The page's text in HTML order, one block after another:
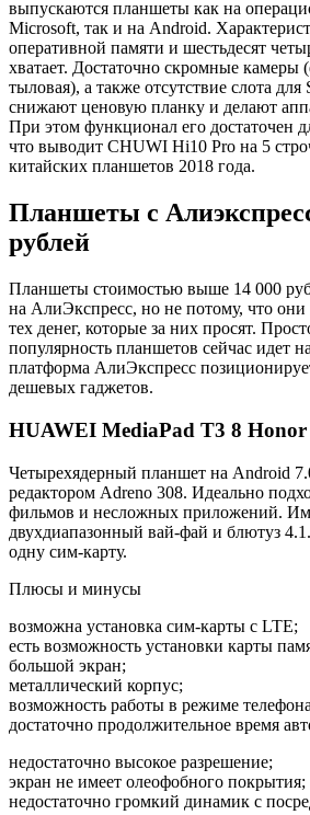
выпускаются планшеты как на
Microsoft, так и на Android.
оперативной памяти и шестьдесят
хватает. Достаточно скромные камеры
тыловая), а также отсутствие слота
снижают ценовую планку и делают
При этом функционал его достаточен
что выводит CHUWI Hi10 Pro на 5
китайских планшетов 2018 года.
Планшеты с
рублей
Планшеты стоимостью выше 14 000
на АлиЭкспресс, но не потому, что они
тех денег, которые за них просят.
популярность планшетов сейчас идет
платформа АлиЭкспресс
дешевых гаджетов.
HUAWEI MediaPad T3 8 Honor
Четырехядерный планшет на Android
редактором Adreno 308. Идеально
фильмов и несложных приложений.
двухдиапазонный вай-фай и блютуз
одну сим-карту.
Плюсы и минусы
возможна установка сим-карты с LTE;
есть возможность установки карты
большой экран;
металлический корпус;
возможность работы в режиме
достаточно продолжительное время
недостаточно высокое разрешение;
экран не имеет олеофобного покрытия;
недостаточно громкий динамик с